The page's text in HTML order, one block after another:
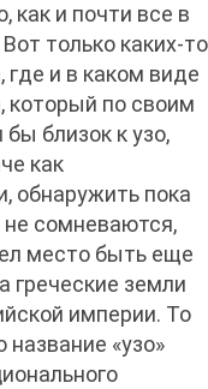
как и почти все в
только каких-то
где и в каком виде
который по своим
близок к узо,
как
обнаружить пока
не сомневаются,
место быть еще
греческие земли
империи. То
«узо»